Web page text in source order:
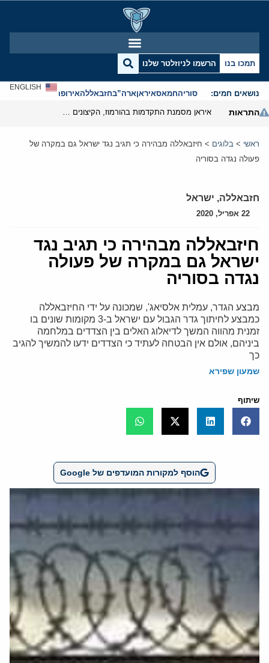
תמכו בנו הרשמו לניוזלטר שלנו
נושאים חמים: סוריהחמאסאיראןארה”בחזבאללהאירופהאנטישמיות
ENGLISH
התראות
ראשי > בלוגים > חיזבאללה מבהירה כי תגיב נגד ישראל גם במקרה של
פעולה נגדה בסוריה
חזבאללה, ישראל
22 אפריל, 2020
חיזבאללה מבהירה כי תגיב נגד
ישראל גם במקרה של פעולה
נגדה בסוריה
מבצע הגדר, עמלית אלסיאג', שמכונה על ידי החיזבאללה
כמבצע לחיתוך גדר הגבול עם ישראל ב-3 מקומות שונים בו
זמנית מהווה המשך לדיאלוג האלים בין הצדדים במלחמה
ביניהם, אולם אין הבטחה לעתיד כי הצדדים ידעו להמשיך להגיב
כך
שמעון שפירא
שיתוף
הוסף למקורות המועדפים של Google